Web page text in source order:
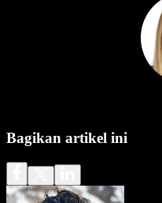
Bagikan artikel ini